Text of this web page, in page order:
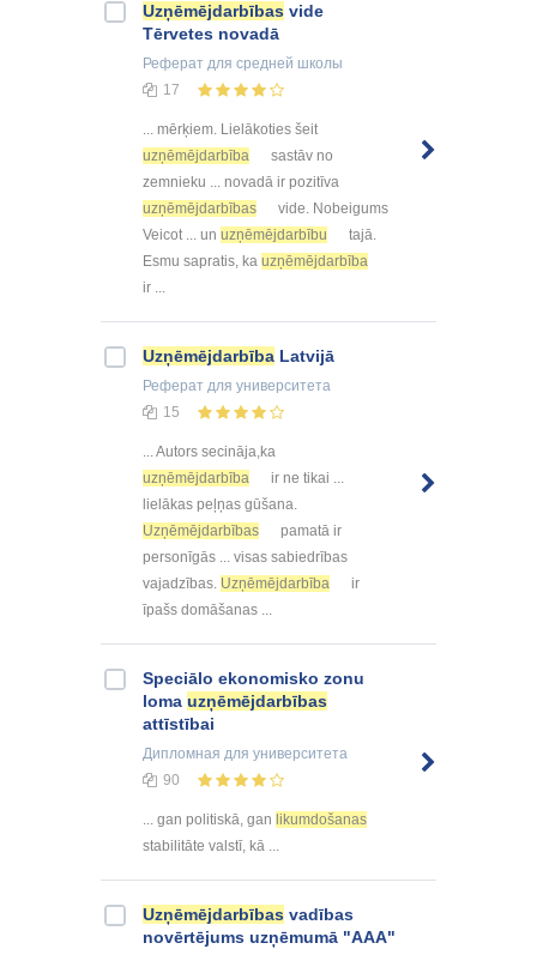
Uzņēmējdarbības vide
Tērvetes novadā
Реферат для средней школы
17
... mērķiem. Lielākoties šeit
uzņēmējdarbība
sastāv no
zemnieku ... novadā ir pozitīva
uzņēmējdarbības
vide. Nobeigums
Veicot ... un uzņēmējdarbību
tajā.
Esmu sapratis, ka uzņēmējdarbība
ir ...
Uzņēmējdarbība Latvijā
Реферат для университета
15
... Autors secināja,ka
uzņēmējdarbība
ir ne tikai ...
lielākas peļņas gūšana.
Uzņēmējdarbības
pamatā ir
personīgās ... visas sabiedrības
vajadzības. Uzņēmējdarbība
ir
īpašs domāšanas ...
Speciālo ekonomisko zonu
loma uzņēmējdarbības
attīstībai
Дипломная для университета
90
... gan politiskā, gan likumdošanas
stabilitāte valstī, kā ...
Uzņēmējdarbības vadības
novērtējums uzņēmumā "AAA"